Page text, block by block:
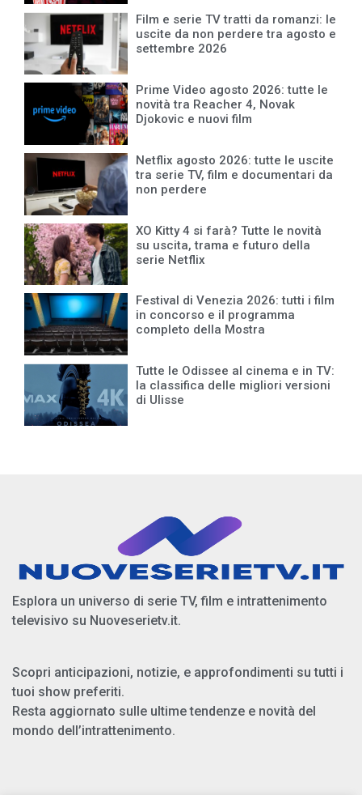
Film e serie TV tratti da romanzi: le
uscite da non perdere tra agosto e
settembre 2026
Prime Video agosto 2026: tutte le
novità tra Reacher 4, Novak
Djokovic e nuovi film
Netflix agosto 2026: tutte le uscite
tra serie TV, film e documentari da
non perdere
XO Kitty 4 si farà? Tutte le novità
su uscita, trama e futuro della
serie Netflix
Festival di Venezia 2026: tutti i film
in concorso e il programma
completo della Mostra
Tutte le Odissee al cinema e in TV:
la classifica delle migliori versioni
di Ulisse
Esplora un universo di serie TV, film e intrattenimento
televisivo su Nuoveserietv.it.
Scopri anticipazioni, notizie, e approfondimenti su tutti i
tuoi show preferiti.
Resta aggiornato sulle ultime tendenze e novità del
mondo dell’intrattenimento.